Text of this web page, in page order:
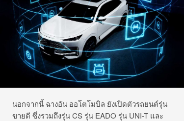
นอกจากนี้ ฉางอัน ออโตโมบิล ยังเปิดตัวรถยนต์รุ่น
ขายดี ซึ่งรวมถึงรุ่น CS รุ่น EADO รุ่น UNI-T และ